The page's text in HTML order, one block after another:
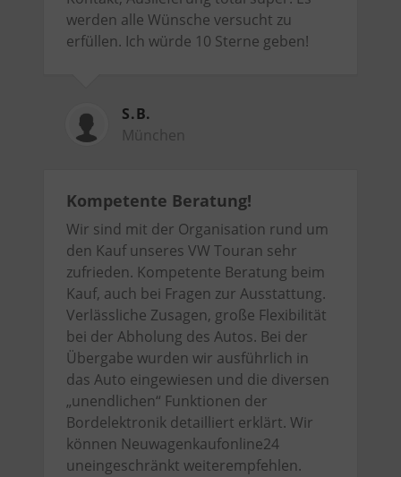
werden alle Wünsche versucht zu
erfüllen. Ich würde 10 Sterne geben!
S.B.
München
Kompetente Beratung!
Wir sind mit der Organisation rund um
den Kauf unseres VW Touran sehr
zufrieden. Kompetente Beratung beim
Kauf, auch bei Fragen zur Ausstattung.
Verlässliche Zusagen, große Flexibilität
bei der Abholung des Autos. Bei der
Übergabe wurden wir ausführlich in
das Auto eingewiesen und die diversen
„unendlichen“ Funktionen der
Bordelektronik detailliert erklärt. Wir
können Neuwagenkaufonline24
uneingeschränkt weiterempfehlen.